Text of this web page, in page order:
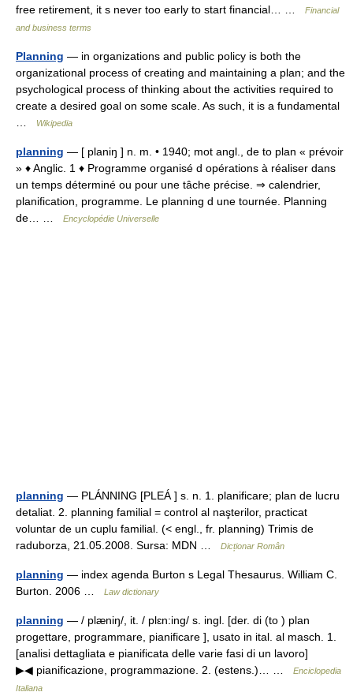
free retirement, it s never too early to start financial… …
Financial
and business terms
Planning — in organizations and public policy is both the
organizational process of creating and maintaining a plan; and the
psychological process of thinking about the activities required to
create a desired goal on some scale. As such, it is a fundamental
Wikipedia
planning — [ planiŋ ] n. m. • 1940; mot angl., de to plan « prévoir
» ♦ Anglic. 1 ♦ Programme organisé d opérations à réaliser dans
un temps déterminé ou pour une tâche précise. ⇒ calendrier,
planification, programme. Le planning d une tournée. Planning
de… …
Encyclopédie Universelle
planning — PLÁNNING [PLEÁ ] s. n. 1. planificare; plan de lucru
detaliat. 2. planning familial = control al naşterilor, practicat
voluntar de un cuplu familial. (< engl., fr. planning) Trimis de
raduborza, 21.05.2008. Sursa: MDN …
Dicționar Român
planning — index agenda Burton s Legal Thesaurus. William C.
Burton. 2006 …
Law dictionary
planning — / plæniŋ/, it. / plɛn:ing/ s. ingl. [der. di (to ) plan
progettare, programmare, pianificare ], usato in ital. al masch. 1.
[analisi dettagliata e pianificata delle varie fasi di un lavoro]
▶◀ pianificazione, programmazione. 2. (estens.)… …
Enciclopedia
Italiana